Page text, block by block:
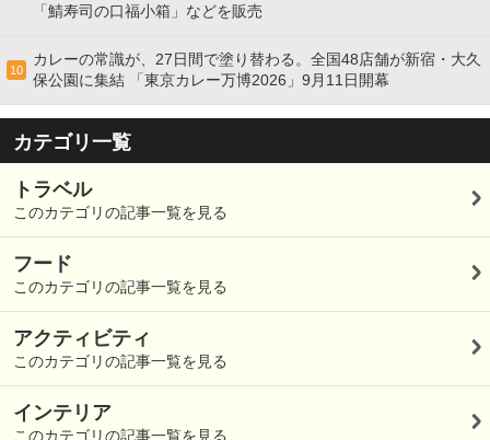
「鯖寿司の口福小箱」などを販売
10
カレーの常識が、27日間で塗り替わる。全国48店舗が新宿・大久
保公園に集結 「東京カレー万博2026」9月11日開幕
カテゴリ一覧
トラベル
このカテゴリの記事一覧を見る
フード
このカテゴリの記事一覧を見る
アクティビティ
このカテゴリの記事一覧を見る
インテリア
このカテゴリの記事一覧を見る